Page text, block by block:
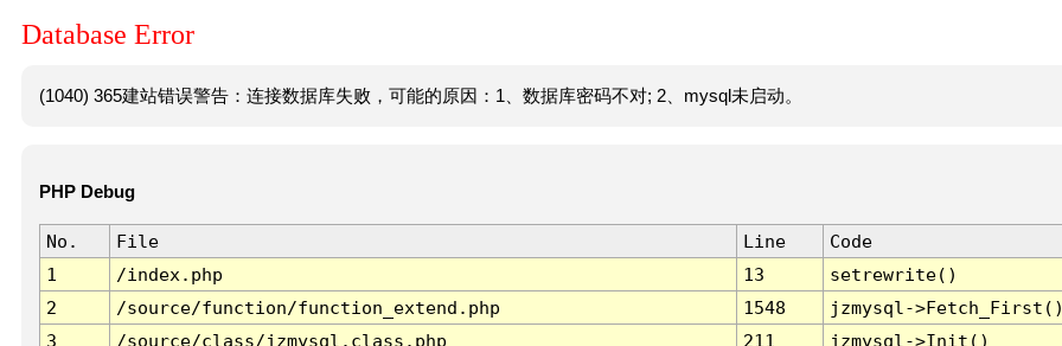
Database Error
(1040) 365建站错误警告：连接数据库失败，可能的原因：1、数据库密码不对; 2、mysql未启动。
PHP Debug
No. File Line
Code
1
/index.php 13
setrewrite()
2
/source/function/function_extend.php 1548
jzmysql-
3
/source/class/jzmysql.class.php 211
jzmysql->Init()